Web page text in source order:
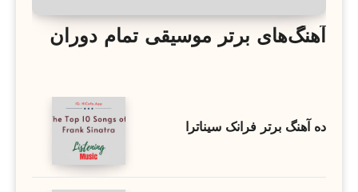
آهنگ‌های برتر موسیقی تمام دوران
ده آهنگ برتر فرانک سیناترا